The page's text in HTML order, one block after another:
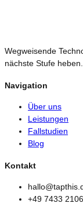
Wegweisende
nächste Stufe heben.
Navigation
Über uns
Leistungen
Fallstudien
Blog
Kontakt
+49 7433